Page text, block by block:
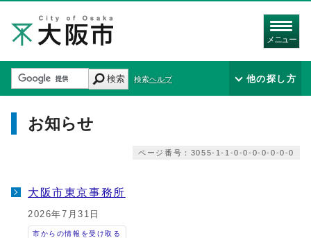
メニュー
検索 検索ヘルプ 他の探し方
お知らせ
ページ番号：3055-1-1-0-0-0-0-0-0-0
大阪市東京事務所
2026年7月31日
市からの情報を受け取る